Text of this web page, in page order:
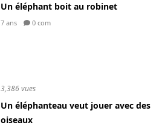
Un éléphant boit au robinet
7 ans 0 com
3,386 vues
Un éléphanteau veut jouer avec des
oiseaux